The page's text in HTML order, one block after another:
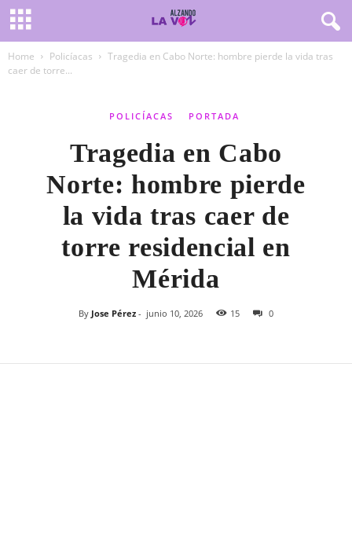
Home Policíacas
Tragedia en Cabo Norte: hombre pierde la vida tras
caer de torre...
POLICÍACAS PORTADA
Tragedia en Cabo
Norte: hombre pierde
la vida tras caer de
torre residencial en
Mérida
By Jose Pérez - junio 10, 2026 15 0